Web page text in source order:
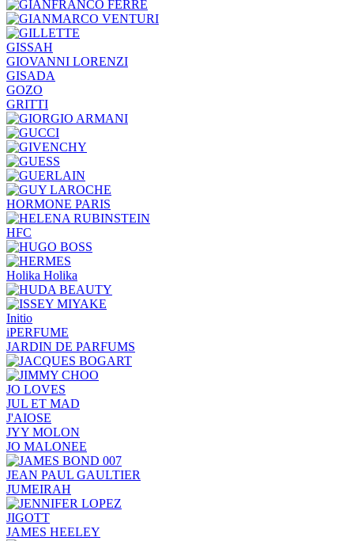
GISSAH
GIOVANNI LORENZI
GISADA
GOZO
GRITTI
HORMONE PARIS
HFC
Holika Holika
Initio
iPERFUME
JARDIN DE PARFUMS
JO LOVES
JUL ET MAD
J'AIOSE
JYY МОLON
JO MАLОNEE
JEAN PAUL GAULTIER
JUMEIRAH
JIGOTT
JAMES HEELEY